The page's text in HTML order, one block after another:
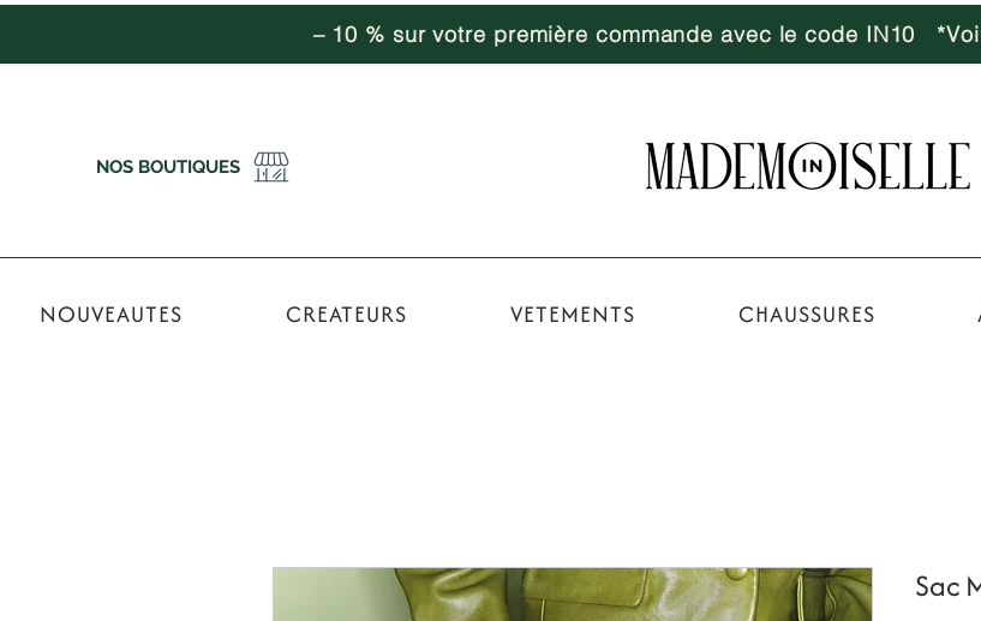
– 10 % sur votre première commande avec le code IN10
NOS BOUTIQUES
NOUVEAUTES CREATEURS VETEMENTS CHAUSSURES
Sac